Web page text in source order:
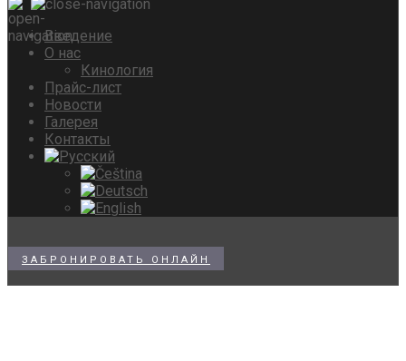
Введение
О нас
Кинология
Прайс-лист
Новости
Галерея
Контакты
ЗАБРОНИРОВАТЬ ОНЛАЙН